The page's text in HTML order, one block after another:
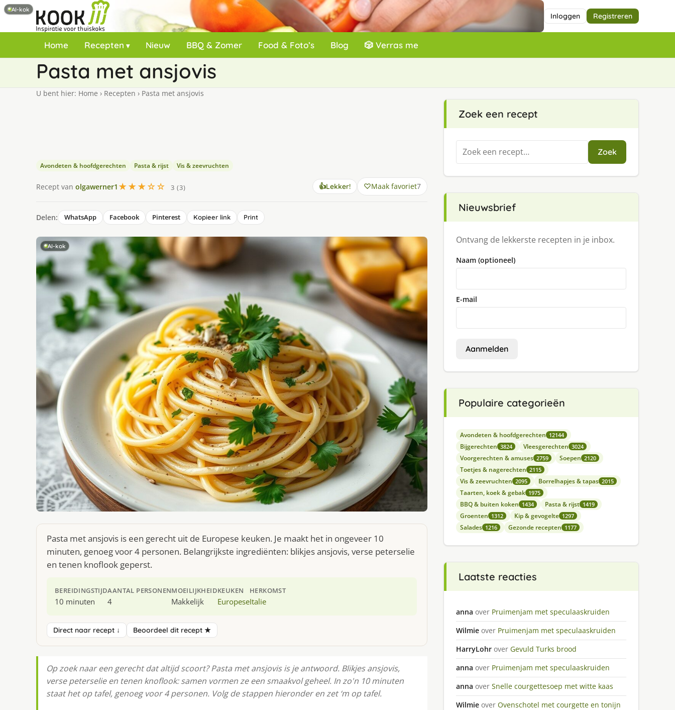
Inloggen Registreren
Home Recepten Nieuw BBQ & Zomer Food & Foto’s Blog 🎲 Verras me
Pasta met ansjovis
U bent hier: Home › Recepten › Pasta met ansjovis
Avondeten & hoofdgerechten Pasta & rijst Vis & zeevruchten
Recept van olgawerner1 ★★★☆☆ 3 (3) 👍Lekker! Maak favoriet7
Delen: WhatsApp Facebook Pinterest Kopieer link Print
AI-kok
Pasta met ansjovis is een gerecht uit de Europese keuken. Je maakt het in ongeveer 10
minuten, genoeg voor 4 personen. Belangrijkste ingrediënten: blikjes ansjovis, verse peterselie
en tenen knoflook geperst.
BEREIDINGSTIJD
10 minuten
AANTAL PERSONEN
4
MOEILIJKHEID
Makkelijk
KEUKEN
Europese
HERKOMST
Italie
Direct naar recept ↓ Beoordeel dit recept ★
Op zoek naar een gerecht dat altijd scoort? Pasta met ansjovis is je antwoord. Blikjes ansjovis,
verse peterselie en tenen knoflook: samen vormen ze een smaakvol geheel. In zo'n 10 minuten
staat het op tafel, genoeg voor 4 personen. Volg de stappen hieronder en zet ‘m op tafel.
Zoek een recept
Zoeken
naar:
Zoek
Nieuwsbrief
Ontvang de lekkerste recepten in je inbox.
Naam (optioneel)
E-mail
Aanmelden
Populaire categorieën
Avondeten & hoofdgerechten 12144
Bijgerechten 3824 Vleesgerechten 3024
Voorgerechten & amuses 2759 Soepen 2120
Toetjes & nagerechten 2115
Vis & zeevruchten 2095 Borrelhapjes & tapas 2015
Taarten, koek & gebak 1975
BBQ & buiten koken 1434 Pasta & rijst 1419
Groenten 1312 Kip & gevogelte 1297
Salades 1216 Gezonde recepten 1177
Laatste reacties
anna over Pruimenjam met speculaaskruiden
Wilmie over Pruimenjam met speculaaskruiden
HarryLohr over Gevuld Turks brood
anna over Pruimenjam met speculaaskruiden
anna over Snelle courgettesoep met witte kaas
Wilmie over Ovenschotel met courgette en tonijn
AI-kok